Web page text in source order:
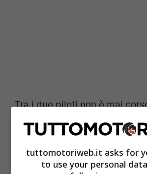
Tra i due piloti non è mai
sangue, Jorge Lorenzo si è
duro sin dall’esordio con la
Forcadaera il suo
“Solitamente il re è sempre il
tuttomotoriweb.it asks for
to use your personal